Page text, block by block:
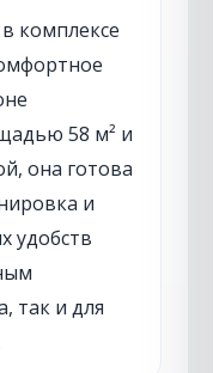
комплексе
58 м² и
она готова
и
удобств
так и для